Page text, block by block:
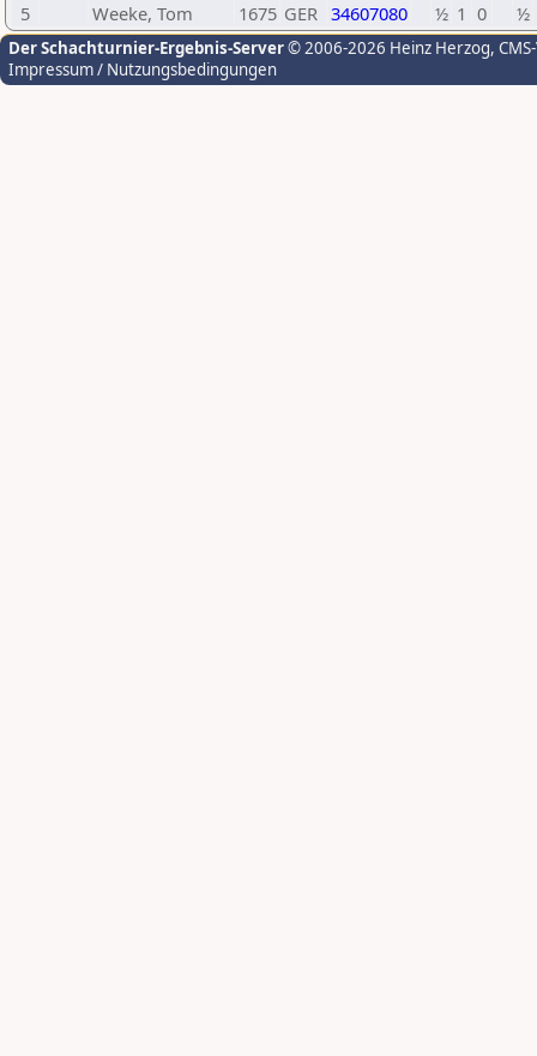
5
Weeke, Tom 1675 GER 34607080 ½ 1 0 ½
Der Schachturnier-Ergebnis-Server© 2006-2026 Heinz Herzog,
Impressum / Nutzungsbedingungen